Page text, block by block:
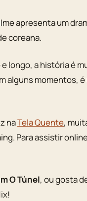
apresenta um
coreana.
longo, a história é
alguns momentos,
naTela Quente,
Para assistir
O Túnel, ou gosta